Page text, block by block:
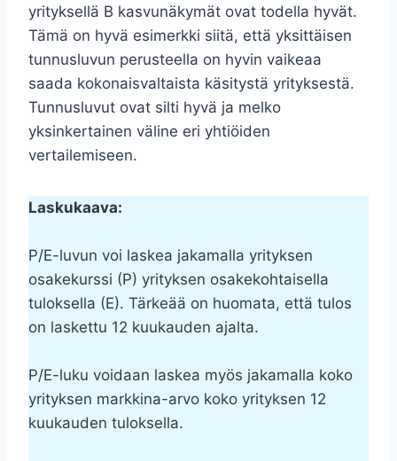
yrityksellä B kasvunäkymät ovat todella hyvät.
Tämä on hyvä esimerkki siitä, että yksittäisen
tunnusluvun perusteella on hyvin vaikeaa
saada kokonaisvaltaista käsitystä yrityksestä.
Tunnusluvut ovat silti hyvä ja melko
yksinkertainen väline eri yhtiöiden
vertailemiseen.
Laskukaava:
P/E-luvun voi laskea jakamalla yrityksen
osakekurssi (P) yrityksen osakekohtaisella
tuloksella (E). Tärkeää on huomata, että tulos
on laskettu 12 kuukauden ajalta.
P/E-luku voidaan laskea myös jakamalla koko
yrityksen markkina-arvo koko yrityksen 12
kuukauden tuloksella.